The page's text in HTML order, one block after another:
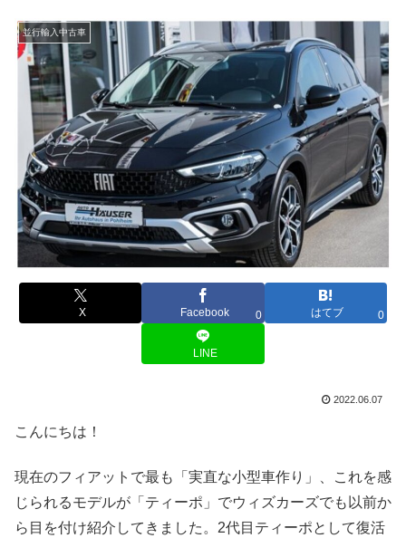
並行輸入中古車
X Facebook 0 はてブ 0
LINE
2022.06.07
こんにちは！
現在のフィアットで最も「実直な小型車作り」、これを感
じられるモデルが「ティーポ」でウィズカーズでも以前か
ら目を付け紹介してきました。2代目ティーポとして復活